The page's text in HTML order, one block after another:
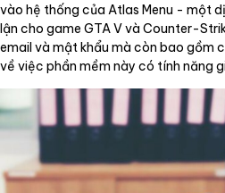
vào hệ thống của Atlas Menu - một
lận cho game GTA V và Counter-
email và mật khẩu mà còn bao gồm
về việc phần mềm này có tính năng